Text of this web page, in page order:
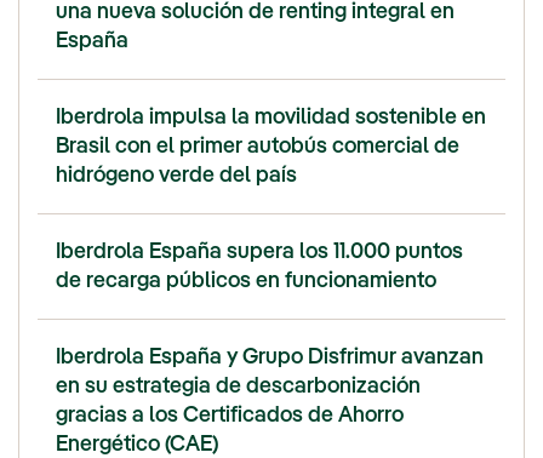
una nueva solución de renting integral en
España
Iberdrola impulsa la movilidad sostenible en
Brasil con el primer autobús comercial de
hidrógeno verde del país
Iberdrola España supera los 11.000 puntos
de recarga públicos en funcionamiento
Iberdrola España y Grupo Disfrimur avanzan
en su estrategia de descarbonización
gracias a los Certificados de Ahorro
Energético (CAE)